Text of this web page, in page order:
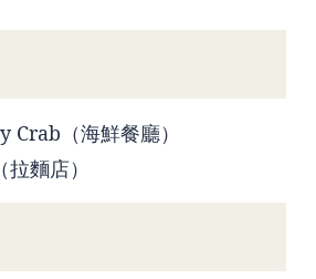
Crab（海鮮餐廳）
麵店）